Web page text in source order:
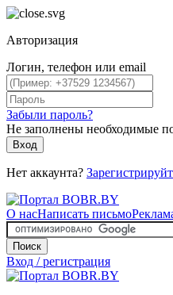
Авторизация
Логин, телефон или email
Забыли пароль?
Не заполнены необходимые
Вход
Нет аккаунта?
О насНаписать письмо
Поиск
Вход / регистрация